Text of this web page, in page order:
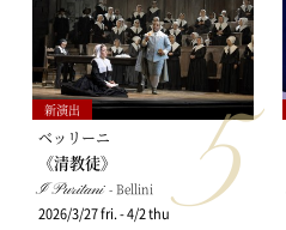
新演出 5
ベッリーニ
《清教徒》
I Puritani - Bellini
2026/3/27 fri. - 4/2 thu